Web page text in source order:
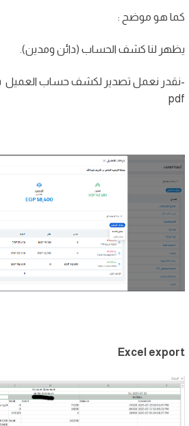
كما هو موضح :
يظهر لنا كشف الحساب (دائن ومدين).
pdf
Excel export